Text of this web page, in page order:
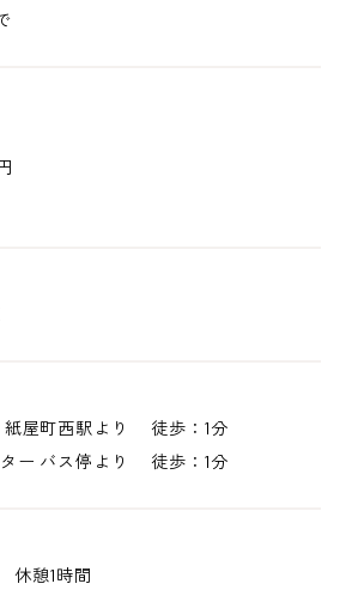
屋町西駅より 徒歩：1分
ー バス停より 徒歩：1分
憩1時間